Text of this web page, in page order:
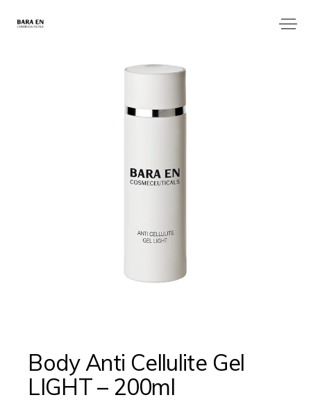
Body Anti Cellulite Gel
LIGHT – 200ml